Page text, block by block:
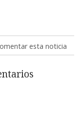
esta noticia